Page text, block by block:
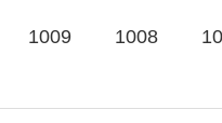
1009 1008